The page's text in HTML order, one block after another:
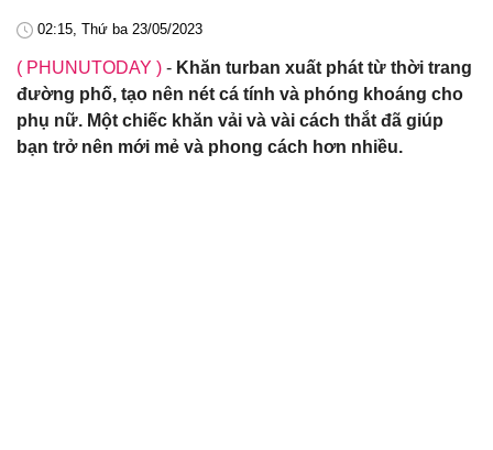
02:15, Thứ ba 23/05/2023
( PHUNUTODAY ) - Khăn turban xuất phát từ thời trang
đường phố, tạo nên nét cá tính và phóng khoáng cho
phụ nữ. Một chiếc khăn vải và vài cách thắt đã giúp
bạn trở nên mới mẻ và phong cách hơn nhiều.